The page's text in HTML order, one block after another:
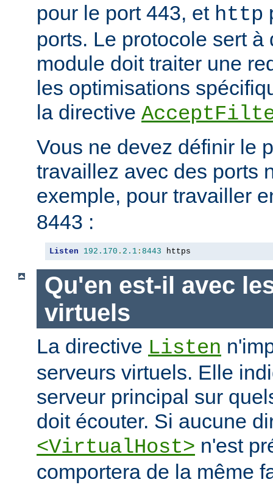
pour le port 443, et http
ports. Le protocole sert à
module doit traiter une
les optimisations
la directive
Vous ne devez définir le
travaillez avec des ports
exemple, pour travailler
8443 :
Listen 192.170 . 2.1 : 8443 https
Qu'en est-il avec
virtuels
La directive Listen
serveurs virtuels. Elle
serveur principal sur
doit écouter. Si aucune
<VirtualHost> n'est
comportera de la même